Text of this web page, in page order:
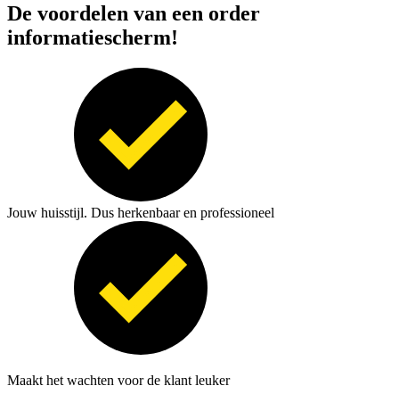
De voordelen van een order
informatiescherm!
Jouw huisstijl. Dus herkenbaar en professioneel
Maakt het wachten voor de klant leuker